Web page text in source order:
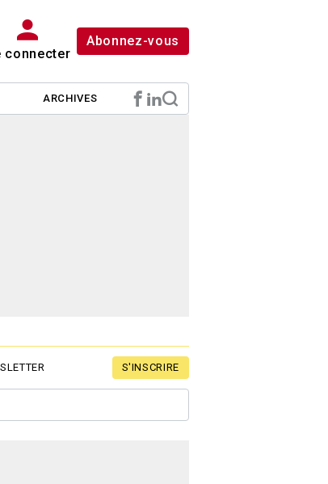
connecter
Abonnez-vous
ARCHIVES
S'INSCRIRE